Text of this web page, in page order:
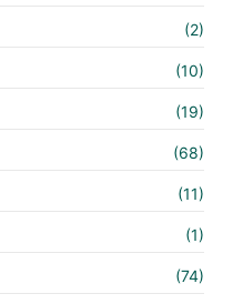
(2)
(10)
(19)
(68)
(11)
(1)
(74)